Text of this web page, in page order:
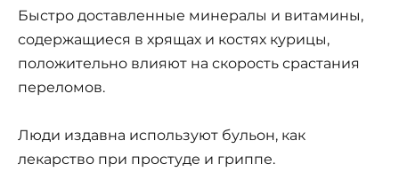
Быстро доставленные минералы и витамины,
содержащиеся в хрящах и костях курицы,
положительно влияют на скорость срастания
переломов.
Люди издавна используют бульон, как
лекарство при простуде и гриппе.